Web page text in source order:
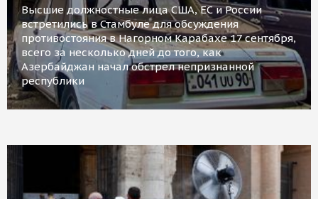
Высшие должностные лица США, ЕС и России
встретились в Стамбуле для обсуждения
противостояния в Нагорном Карабахе 17 сентября,
всего за несколько дней до того, как
Азербайджан начал обстрел непризнанной
республики